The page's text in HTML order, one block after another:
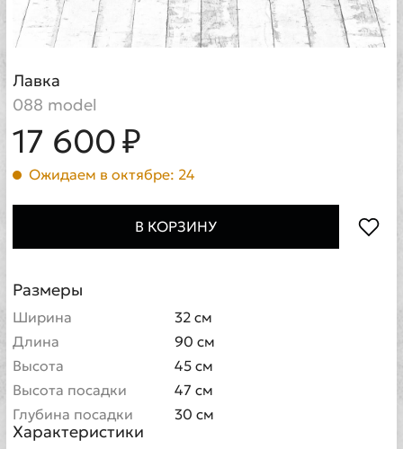
Лавка
088 model
17 600 ₽
Ожидаем в октябре: 24
В КОРЗИНУ
Размеры
Ширина
32 см
Длина
90 см
Высота
45 см
Высота посадки
47 см
Глубина посадки
30 см
Характеристики